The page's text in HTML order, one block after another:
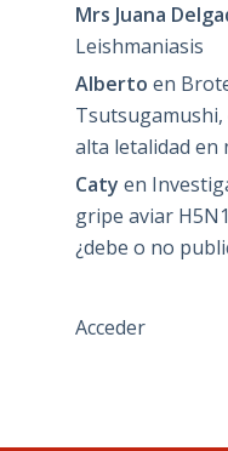
Mrs Juana
Leishmaniasis
Alberto en
alta letalidad en
Caty en
gripe aviar
¿debe o no
Acceder